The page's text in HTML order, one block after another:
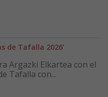
de Tafalla 2026’
Argazki Elkartea con el
Tafalla con...